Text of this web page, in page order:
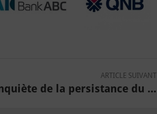
ARTICLE SUIVANT
de la persistance du ...